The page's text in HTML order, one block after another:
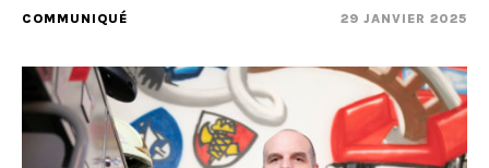
COMMUNIQUÉ 29 JANVIER 2025